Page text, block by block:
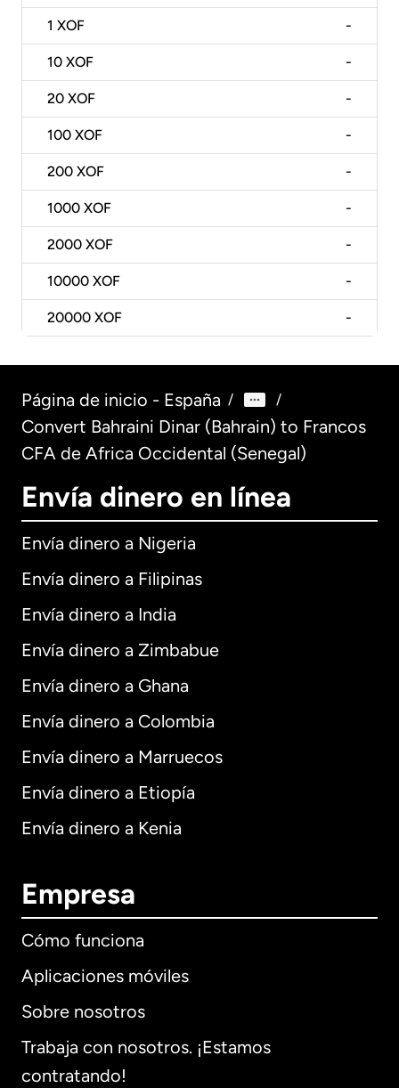
1 XOF -
10 XOF -
20 XOF -
100 XOF -
200 XOF -
1000 XOF -
2000 XOF -
10000 XOF -
20000 XOF -
Página de inicio - España / /
Convert Bahraini Dinar (Bahrain) to Francos
CFA de Africa Occidental (Senegal)
Envía dinero en línea
Envía dinero a Nigeria
Envía dinero a Filipinas
Envía dinero a India
Envía dinero a Zimbabue
Envía dinero a Ghana
Envía dinero a Colombia
Envía dinero a Marruecos
Envía dinero a Etiopía
Envía dinero a Kenia
Empresa
Cómo funciona
Aplicaciones móviles
Sobre nosotros
Trabaja con nosotros. ¡Estamos
contratando!